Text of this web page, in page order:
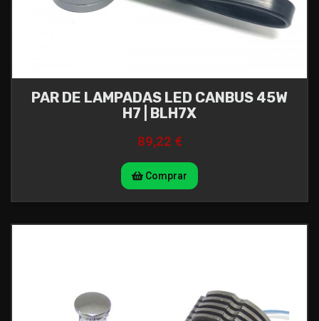
PAR DE LAMPADAS LED CANBUS 45W
H7 | BLH7X
89,22 €
Comprar